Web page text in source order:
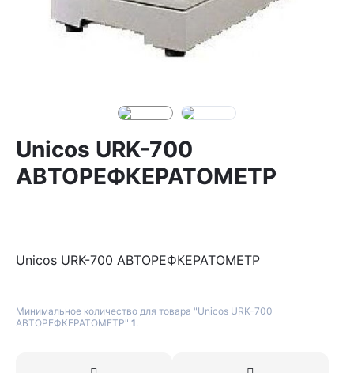
Unicos URK-700
АВТОРЕФКЕРАТОМЕТР
Unicos URK-700 АВТОРЕФКЕРАТОМЕТР
Минимальное количество для товара "Unicos URK-700
АВТОРЕФКЕРАТОМЕТР" 1.